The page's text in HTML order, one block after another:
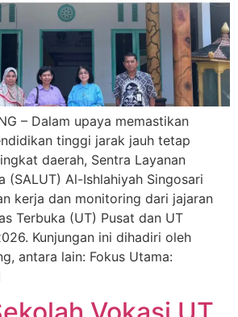
– Dalam upaya memastikan
tinggi jarak jauh tetap
daerah, Sentra Layanan
(SALUT) Al-Ishlahiyah Singosari
kerja dan monitoring dari jajaran
Terbuka (UT) Pusat dan UT
Kunjungan ini dihadiri oleh
antara lain: Fokus Utama: